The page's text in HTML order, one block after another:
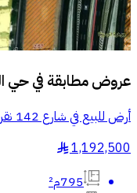
عروض مطابقة فيحي
أرض للبيع في شارع 142 نقرة قفار, حي نقرة قفار, مدينة حائل, منطقة حائل
1,192,500
§
795م²